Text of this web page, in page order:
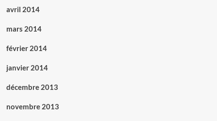
avril 2014
mars 2014
février 2014
janvier 2014
décembre 2013
novembre 2013